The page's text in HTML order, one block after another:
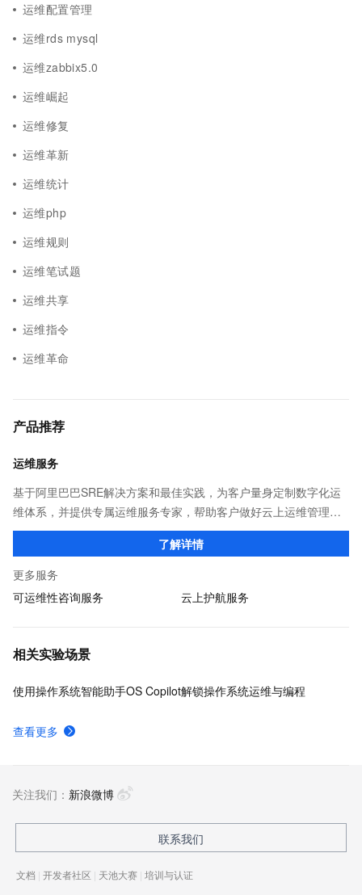
运维配置管理
运维rds mysql
运维zabbix5.0
运维崛起
运维修复
运维革新
运维统计
运维php
运维规则
运维笔试题
运维共享
运维指令
运维革命
产品推荐
运维服务
基于阿里巴巴SRE解决方案和最佳实践，为客户量身定制数字化运
维体系，并提供专属运维服务专家，帮助客户做好云上运维管理，
降低运维成本和风险，提升运维效率和业务连续性，增强系统安全
合规性，助力企业客户加速数字化转型！
了解详情
更多服务
可运维性咨询服务
云上护航服务
相关实验场景
使用操作系统智能助手OS Copilot解锁操作系统运维与编程
查看更多
关注我们： 新浪微博
联系我们
文档 | 开发者社区 | 天池大赛 | 培训与认证